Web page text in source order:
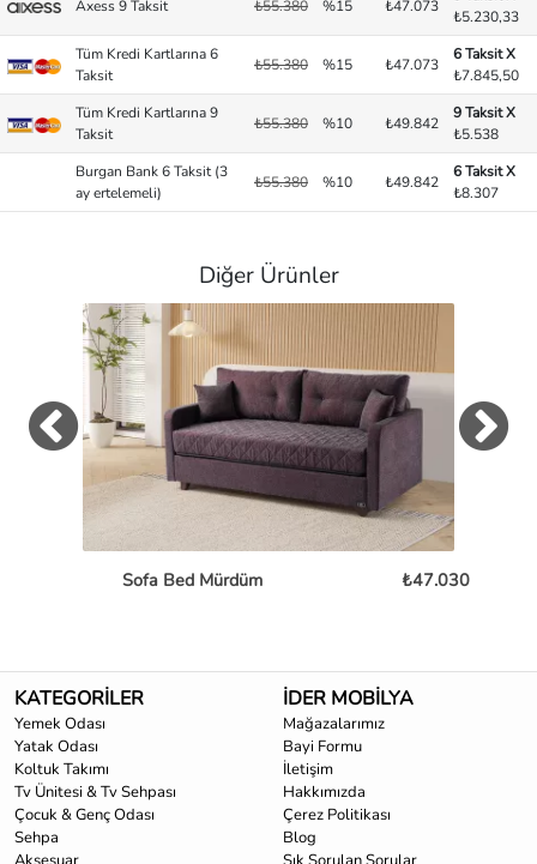
Axess 9 Taksit ₺55.380 %15 ₺47.073
₺5.230,33
Tüm Kredi Kartlarına 6
Taksit
₺55.380 %15 ₺47.073
6 Taksit X
₺7.845,50
Tüm Kredi Kartlarına 9
Taksit
₺55.380 %10 ₺49.842
9 Taksit X
₺5.538
Burgan Bank 6 Taksit (3
ay ertelemeli)
₺55.380 %10 ₺49.842
6 Taksit X
₺8.307
Diğer Ürünler
Sofa Bed Mürdüm ₺47.030
KATEGORİLER
Yemek Odası
Yatak Odası
Koltuk Takımı
Tv Ünitesi & Tv Sehpası
Çocuk & Genç Odası
Sehpa
İDER MOBİLYA
Mağazalarımız
Bayi Formu
İletişim
Hakkımızda
Çerez Politikası
Blog